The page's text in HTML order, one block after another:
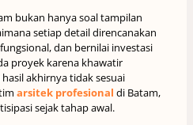
bukan hanya soal tampilan
setiap detail direncanakan
dan bernilai investasi
proyek karena khawatir
akhirnya tidak sesuai
arsitek profesional di Batam,
sejak tahap awal.